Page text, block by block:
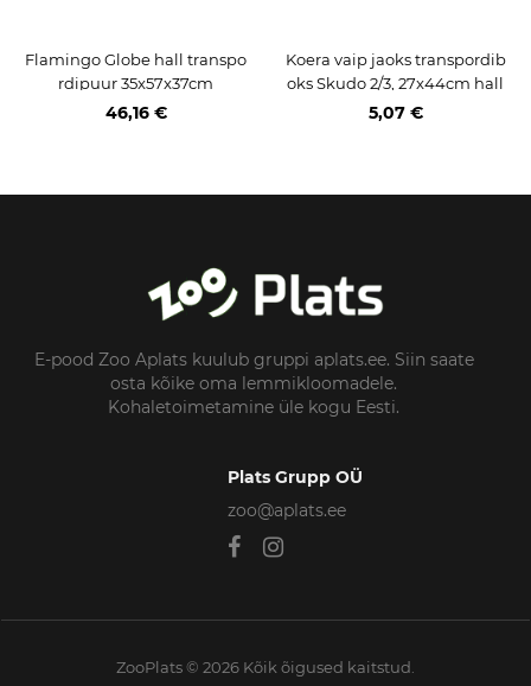
Flamingo Globe hall transpo
rdipuur 35x57x37cm
46,16 €
Koera vaip jaoks transpordib
oks Skudo 2/3, 27x44cm hall
5,07 €
E-pood Zoo Aplats kuulub gruppi aplats.ee. Siin saate
osta kõike oma lemmikloomadele.
Kohaletoimetamine üle kogu Eesti.
Plats Grupp OÜ
zoo@aplats.ee
ZooPlats © 2026 Kõik õigused kaitstud.